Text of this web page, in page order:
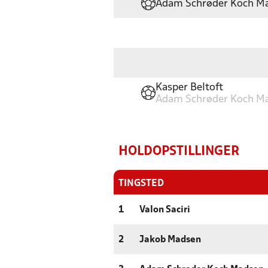
Adam Schrøder Koch
Kasper Beltoft
Adam Schrøder Koch
HOLDOPSTILLINGER
TINGSTED
1 Valon Saciri
2 Jakob Madsen